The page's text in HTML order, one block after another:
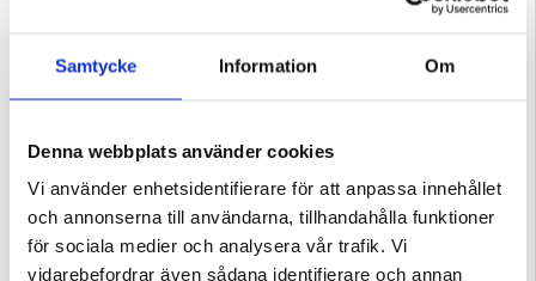
Samtycke Information Om
Denna webbplats använder cookies
Vi använder enhetsidentifierare för att anpassa innehållet
och annonserna till användarna, tillhandahålla funktioner
för sociala medier och analysera vår trafik. Vi
vidarebefordrar även sådana identifierare och annan
Beskrivning
Watch7 mot dagliga skador och slitage. Skalet har ett skärmskydd i härdat glas
som hjälper till att hålla displayen repfri utan att påverka ljusstyrka, färger eller
touchfunktion. Ramen är gjord av plast och ger din Samsung Galaxy Watch7
ett snyggt utseende.
Egenskaper:
- Skyddande plastskal till Samsung Galaxy Watch7